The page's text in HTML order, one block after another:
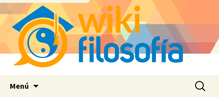
Menú Buscar: